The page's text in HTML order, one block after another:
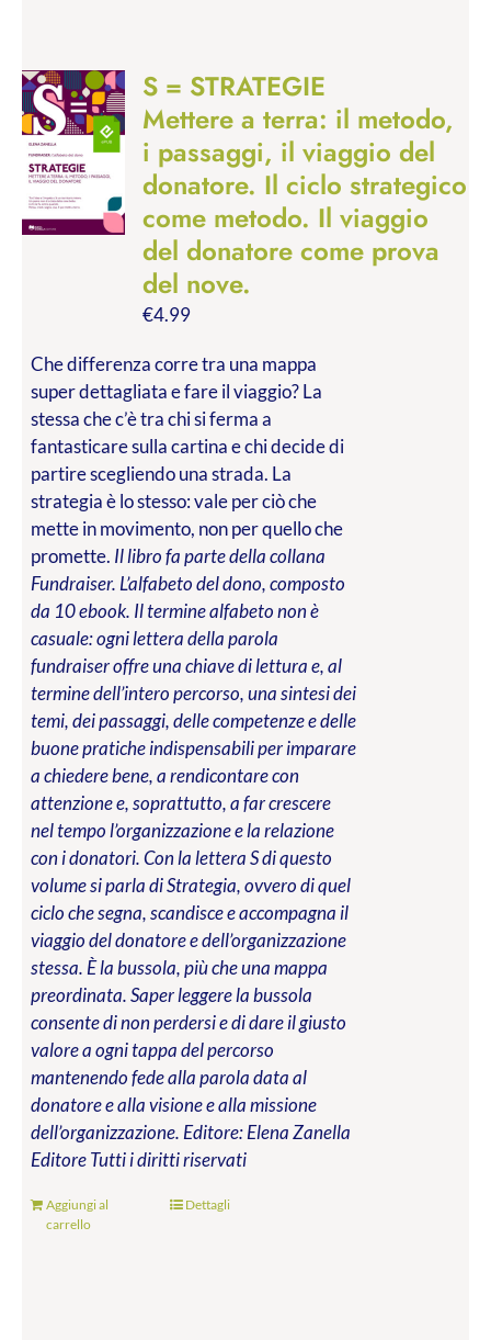
S = STRATEGIE
Mettere a terra: il metodo,
i passaggi, il viaggio del
donatore. Il ciclo strategico
come metodo. Il viaggio
del donatore come prova
del nove.
€4.99
Che differenza corre tra una mappa
super dettagliata e fare il viaggio? La
stessa che c’è tra chi si ferma a
fantasticare sulla cartina e chi decide di
partire scegliendo una strada. La
strategia è lo stesso: vale per ciò che
mette in movimento, non per quello che
promette. Il libro fa parte della collana
Fundraiser. L’alfabeto del dono, composto
da 10 ebook. Il termine alfabeto non è
casuale: ogni lettera della parola
fundraiser offre una chiave di lettura e, al
termine dell’intero percorso, una sintesi dei
temi, dei passaggi, delle competenze e delle
buone pratiche indispensabili per imparare
a chiedere bene, a rendicontare con
attenzione e, soprattutto, a far crescere
nel tempo l’organizzazione e la relazione
con i donatori. Con la lettera S di questo
volume si parla di Strategia, ovvero di quel
ciclo che segna, scandisce e accompagna il
viaggio del donatore e dell’organizzazione
stessa. È la bussola, più che una mappa
preordinata. Saper leggere la bussola
consente di non perdersi e di dare il giusto
valore a ogni tappa del percorso
mantenendo fede alla parola data al
donatore e alla visione e alla missione
dell’organizzazione. Editore: Elena Zanella
EditoreTutti i diritti riservati
Aggiungi al
carrello
Dettagli